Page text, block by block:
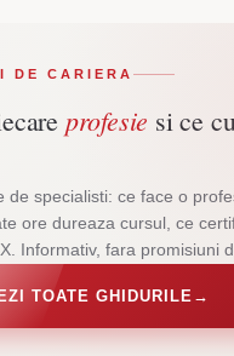
DE CARIERA
profesie si ce
de specialisti: ce face o
ore dureaza cursul, ce
Informativ, fara promisiuni
TOATE GHIDURILE →